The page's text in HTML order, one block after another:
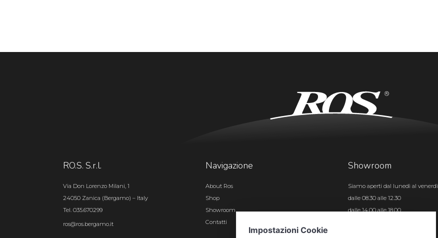
RO.S. S.r.l.
Via Don Lorenzo Milani, 1
24050 Zanica (Bergamo) – Italy
Tel. 035.670299
ros@ros.bergamo.it
Navigazione
About Ros
Shop
Showroom
Contatti
Showroom
Siamo aperti dal lunedì al venerdì
dalle 08.30 alle 12.30
dalle 14.00 alle 18.00